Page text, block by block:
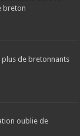
breton
plus de bretonnants
oublie de